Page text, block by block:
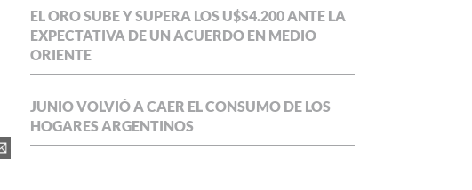
EL ORO SUBE Y SUPERA LOS U$S4.200 ANTE LA
EXPECTATIVA DE UN ACUERDO EN MEDIO
ORIENTE
JUNIO VOLVIÓ A CAER EL CONSUMO DE LOS
HOGARES ARGENTINOS